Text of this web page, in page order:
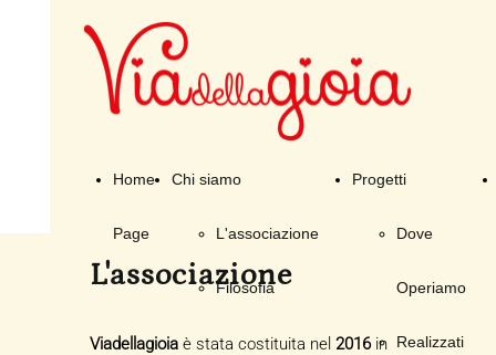
Home
Page
Chi siamo
L'associazione
Filosofia
Progetti
Dove
Operiamo
Realizzati
L'associazione
Viadellagioia è stata costituita nel 2016 in